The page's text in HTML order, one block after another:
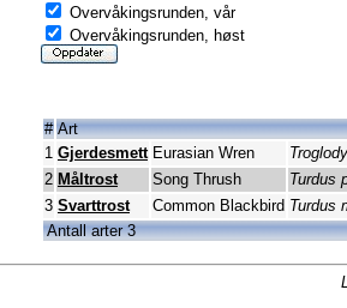
Overvåkingsrunden, vår
Overvåkingsrunden, høst
# Art
1 Gjerdesmett Eurasian Wren
2 Måltrost Song Thrush
Turdus
3 Svarttrost Common Blackbird Turdus
Antall arter 3